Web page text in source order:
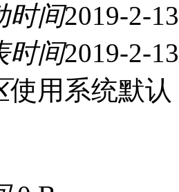
时间2019-2-
时间2019-2-
使用系统默认